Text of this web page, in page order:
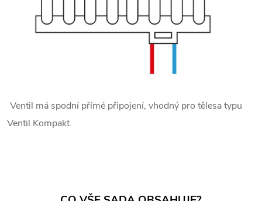
Ventil má spodní přímé připojení, vhodný pro tělesa typu
Ventil Kompakt.